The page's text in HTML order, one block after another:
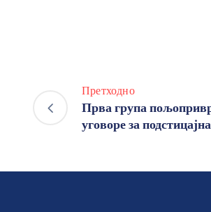
Претходно
Прва група
уговоре за